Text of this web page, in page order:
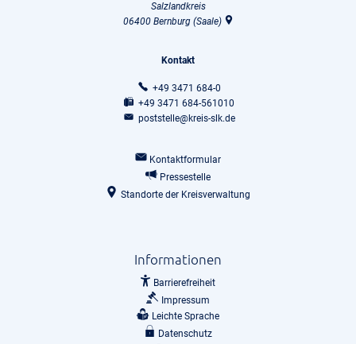
Salzlandkreis
06400 Bernburg (Saale)
Kontakt
+49 3471 684-0
+49 3471 684-561010
poststelle@kreis-slk.de
Kontaktformular
Pressestelle
Standorte der Kreisverwaltung
Informationen
Barrierefreiheit
Impressum
Leichte Sprache
Datenschutz